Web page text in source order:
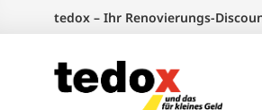
springen
tedox – Ihr Renovierungs-